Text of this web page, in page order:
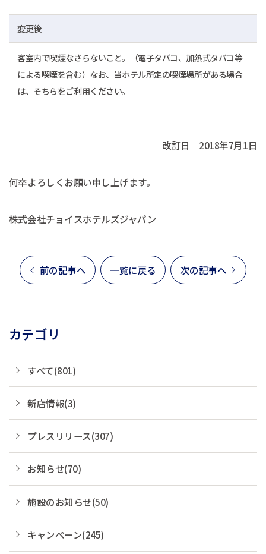
変更後
客室内で喫煙なさらないこと。（電子タバコ、加熱式タバコ等
による喫煙を含む）なお、当ホテル所定の喫煙場所がある場合
は、そちらをご利用ください。
改訂日 2018年7月1日
何卒よろしくお願い申し上げます。
株式会社チョイスホテルズジャパン
前の記事へ 一覧に戻る 次の記事へ
カテゴリ
すべて(801)
新店情報(3)
プレスリリース(307)
お知らせ(70)
施設のお知らせ(50)
キャンペーン(245)